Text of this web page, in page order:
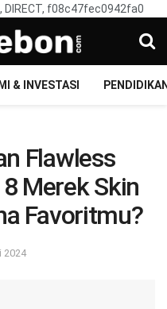
f08c47fec0942fa0
& INVESTASI
Flawless
Merek Skin
Favoritmu?
2024